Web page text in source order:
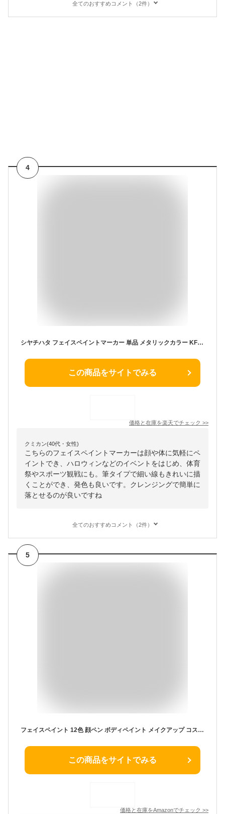
全てのおすすめコメント（2件）
4
シヤチハタ フェイスペイントマーカー 単品 メタリックカラー KFFM-F スポーツ観戦 サッカー 野球 オリンピックイベント ハロウィン 学園祭 体育祭 運動会水性顔料系インキフェス コスプレ パーティー クリスマス 顔ボディ ペイント 筆ペン マーカー
この商品をサイトでみる
価格と在庫を楽天でチェック >>
クミカン(40代・女性)
こちらのフェイスペイントマーカーは顔や体に気軽にペ
イントでき、ハロウィンなどのイベントをはじめ、体育
祭やスポーツ観戦にも。筆タイプで細い線もきれいに描
くことができ、発色も良いです。クレンジングで簡単に
落とせるのが良いですね
全てのおすすめコメント（2件）
5
フェイスペイント 12色 顔ペン ボディペイント メイクアップ コスプレ小物 絵具 簡単水洗 イベンド ハロウィン クリスマス パーティー 祭り スポーツ応援 (12色普通)
この商品をサイトでみる
価格と在庫をAmazonでチェック >>